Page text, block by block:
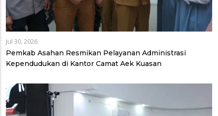
Jul 30, 2026
Pemkab Asahan Resmikan Pelayanan Administrasi
Kependudukan di Kantor Camat Aek Kuasan